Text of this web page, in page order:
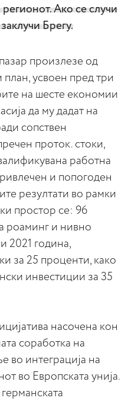
Ако се случи
Брегу.
произлезе од
усвоен пред три
на шесте економии
да му дадат на
сопствен
проток. стоки,
работна
и попогоден
резултати во рамки
простор се: 96
роаминг и нивно
2021 година,
за 25 проценти, како
инвестиции за 35
насочена кон
соработка на
во интеграција на
во Европската унија.